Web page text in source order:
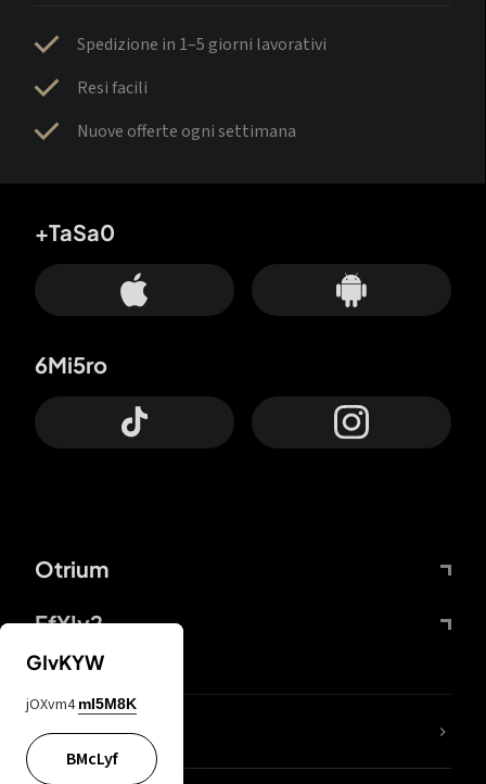
Spedizione in 1–5 giorni lavorativi
Resi facili
Nuove offerte ogni settimana
Otrium
FfYIy2
+TaSa0
6Mi5ro
Lj7sBL
GIvKYW
jOXvm4 mI5M8K
BMcLyf